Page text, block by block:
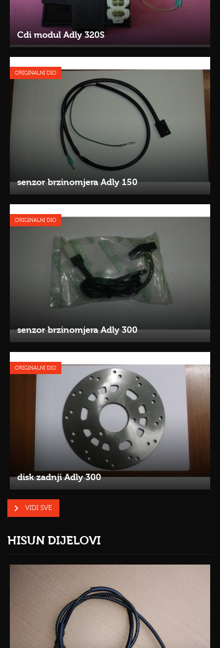
Cdi modul Adly 320S
ORIGINALNI DIO
senzor brzinomjera Adly 150
ORIGINALNI DIO
senzor brzinomjera Adly 300
ORIGINALNI DIO
disk zadnji Adly 300
VIDI SVE
HISUN DIJELOVI